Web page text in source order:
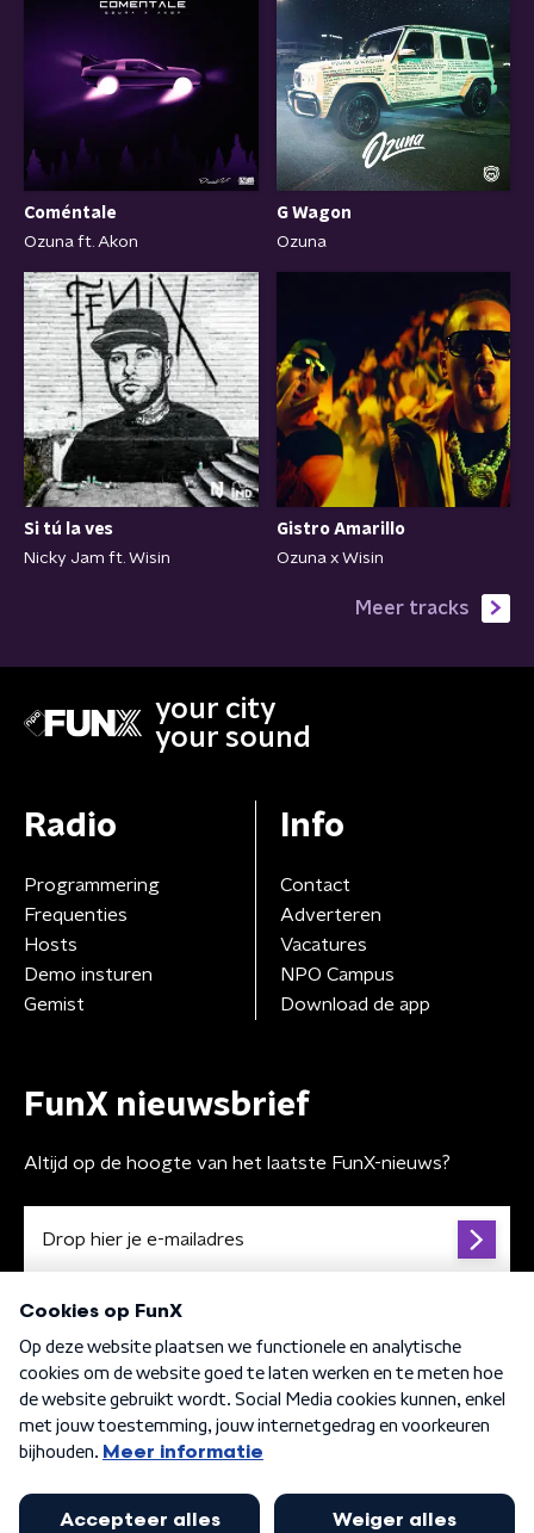
Coméntale
Ozuna ft. Akon
G Wagon
Ozuna
Si tú la ves
Nicky Jam ft. Wisin
Gistro Amarillo
Ozuna x Wisin
Meer tracks
your city
your sound
Radio
Programmering
Frequenties
Hosts
Demo insturen
Gemist
Info
Contact
Adverteren
Vacatures
NPO Campus
Download de app
FunX nieuwsbrief
Altijd op de hoogte van het laatste FunX-nieuws?
Algemene voorwaarden Privacybeleid